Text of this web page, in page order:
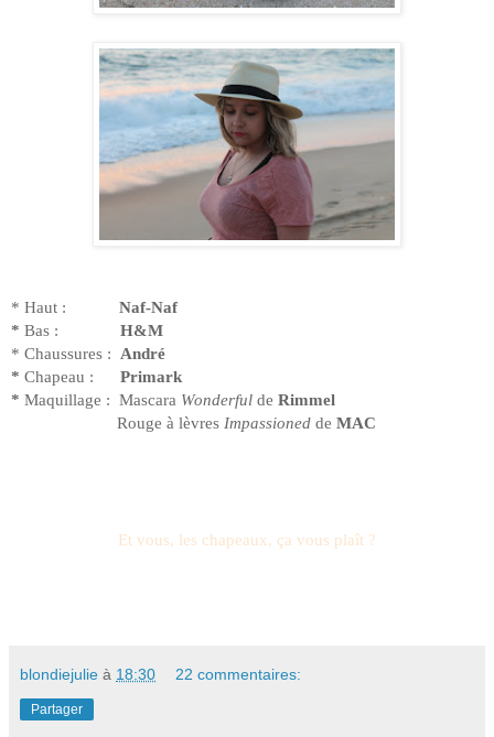
* Haut :
Naf-Naf
* Bas : H&M
* Chaussures : André
* Chapeau : Primark
* Maquillage : Mascara Wonderful de Rimmel
Rouge à lèvres Impassioned de MAC
Et vous, les chapeaux, ça vous plaît ?
blondiejulie à 18:30 22 commentaires:
Partager